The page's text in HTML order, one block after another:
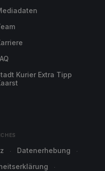
Kurier Extra Tipp
Datenerhebung